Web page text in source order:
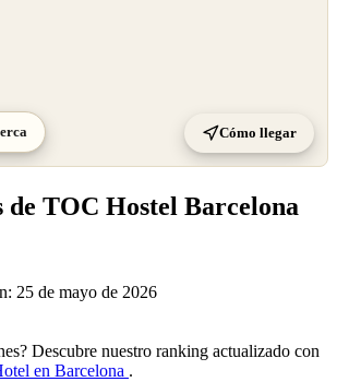
Cómo llegar
de TOC Hostel Barcelona
25 de mayo de 2026
Descubre nuestro ranking actualizado con
en Barcelona .